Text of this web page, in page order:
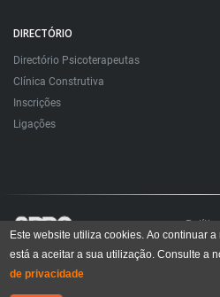
DIRECTÓRIO
Directório Psicoterapeutas
Clínica Construtiva
Inscrições
Ligações
Todos os direitos reservados. Sociedade
© 2006 – 2024
All rights reserved. Portuguese Society for
Este website utiliza cookies. Ao continuar
está a aceitar a sua utilização. Consulte a
de privacidade